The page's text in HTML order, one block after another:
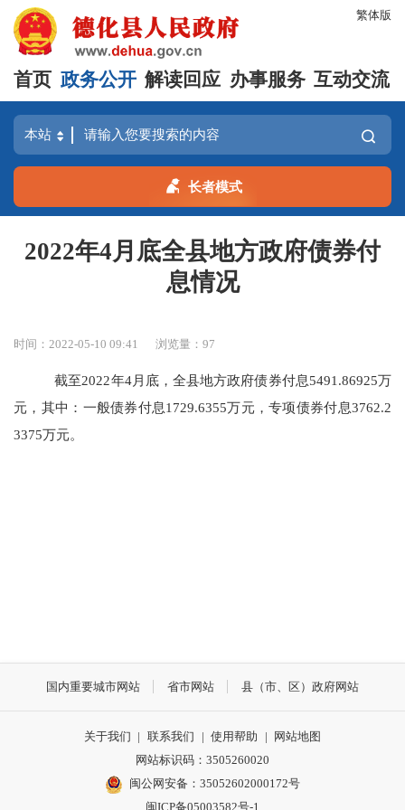
繁体版
首页 政务公开 解读回应 办事服务 互动交流
长者模式
2022年4月底全县地方政府债券付
息情况
时间：2022-05-10 09:41 浏览量：97
截至2022年4月底，全县地方政府债券付息5491.86925万
元，其中：一般债券付息1729.6355万元，专项债券付息3762.2
3375万元。
国内重要城市网站 省市网站 县（市、区）政府网站
关于我们 | 联系我们 | 使用帮助 |
网站地图
网站标识码：3505260020
闽公网安备：35052602000172号
闽ICP备05003582号-1